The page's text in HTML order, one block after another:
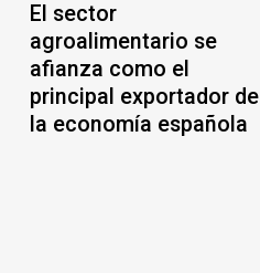
El sector
agroalimentario se
afianza como el
principal exportador de
la economía española